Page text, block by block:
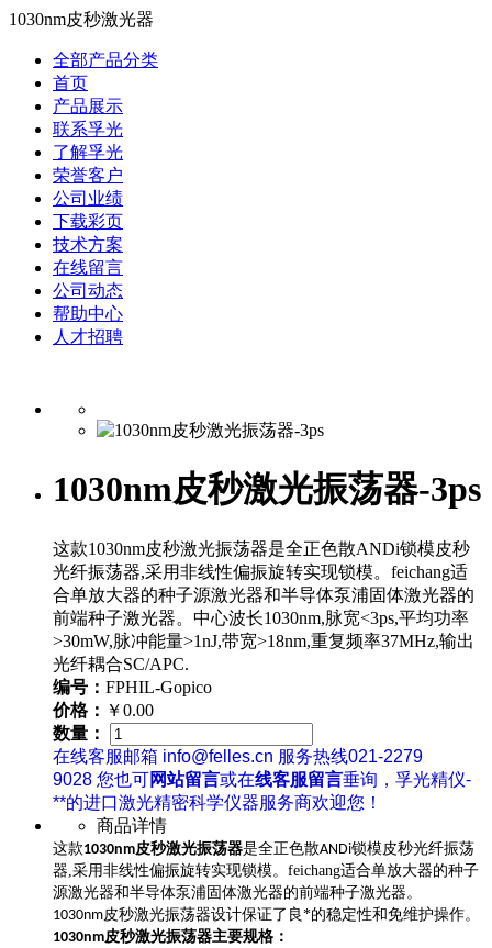
1030nm皮秒激光器
全部产品分类
首页
产品展示
联系孚光
了解孚光
荣誉客户
公司业绩
下载彩页
技术方案
在线留言
公司动态
帮助中心
人才招聘
1030nm皮秒激光振荡器-3ps
这款1030nm皮秒激光振荡器是全正色散ANDi锁模皮秒
光纤振荡器,采用非线性偏振旋转实现锁模。feichang适
合单放大器的种子源激光器和半导体泵浦固体激光器的
前端种子激光器。中心波长1030nm,脉宽<3ps,平均功率
>30mW,脉冲能量>1nJ,带宽>18nm,重复频率37MHz,输出
光纤耦合SC/APC.
编号： FPHIL-Gopico
价格： ￥0.00
数量：
在线客服邮箱 info@felles.cn 服务热线021-2279
9028 您也可网站留言或在线客服留言垂询，孚光精仪-
**的进口激光精密科学仪器服务商欢迎您！
商品详情
这款1030nm皮秒激光振荡器是全正色散ANDi锁模皮秒光纤振荡
器,采用非线性偏振旋转实现锁模。feichang适合单放大器的种子
源激光器和半导体泵浦固体激光器的前端种子激光器。
1030nm皮秒激光振荡器设计保证了良*的稳定性和免维护操作。
1030nm皮秒激光振荡器主要规格：